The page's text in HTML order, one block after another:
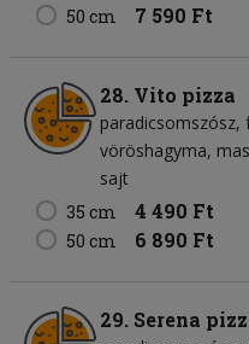
50 cm 7 590 Ft
28. Vito pizza
paradicsomszósz
vöröshagyma
sajt
35 cm
4 490 Ft
50 cm 6 890 Ft
29. Serena